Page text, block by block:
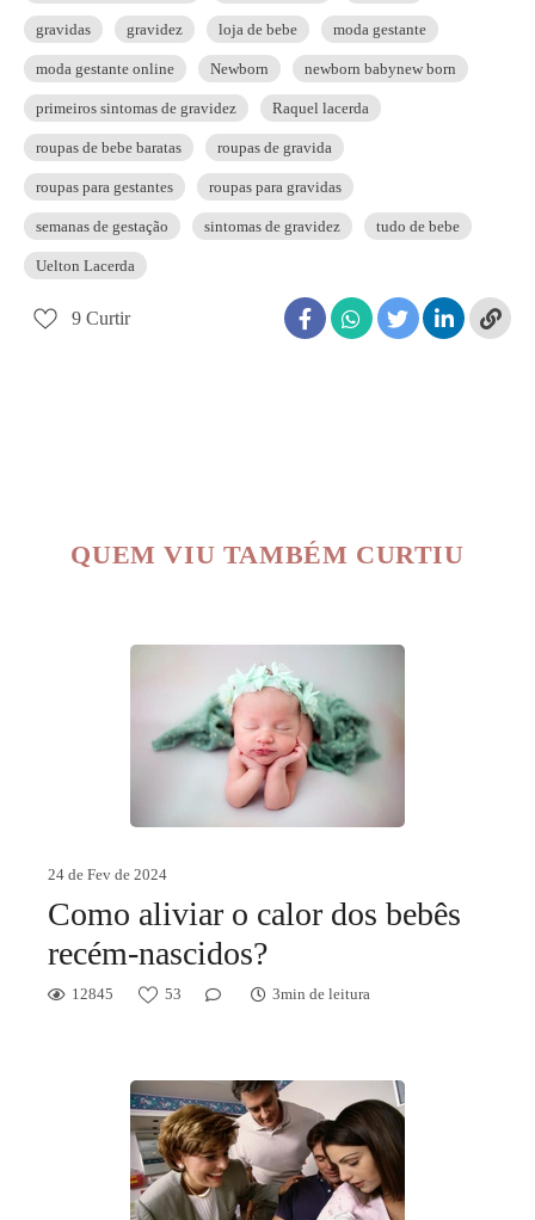
gravidas gravidez loja de bebe moda gestante
moda gestante online Newborn newborn babynew born
primeiros sintomas de gravidez Raquel lacerda
roupas de bebe baratas roupas de gravida
roupas para gestantes roupas para gravidas
semanas de gestação sintomas de gravidez tudo de bebe
Uelton Lacerda
9 Curtir
QUEM VIU TAMBÉM CURTIU
24 de Fev de 2024
Como aliviar o calor dos bebês
recém-nascidos?
12845 53 3min de leitura